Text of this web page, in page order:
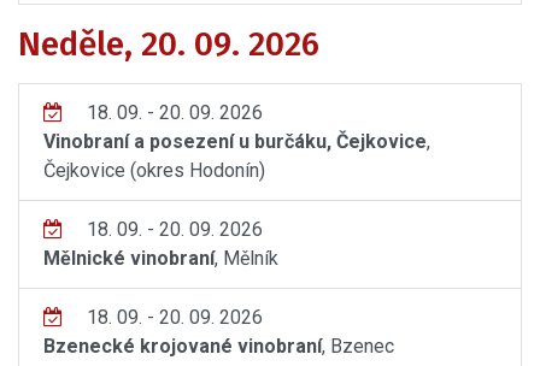
Neděle, 20. 09. 2026
18. 09. - 20. 09. 2026
Vinobraní a posezení u burčáku, Čejkovice,
Čejkovice (okres Hodonín)
18. 09. - 20. 09. 2026
Mělnické vinobraní, Mělník
18. 09. - 20. 09. 2026
Bzenecké krojované vinobraní, Bzenec